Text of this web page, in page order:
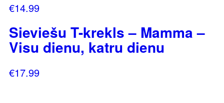
€14.99
Sieviešu T-krekls – Mamma –
Visu dienu, katru dienu
€17.99